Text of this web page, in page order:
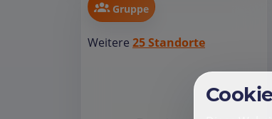
Gruppe
Weitere 25 Standorte